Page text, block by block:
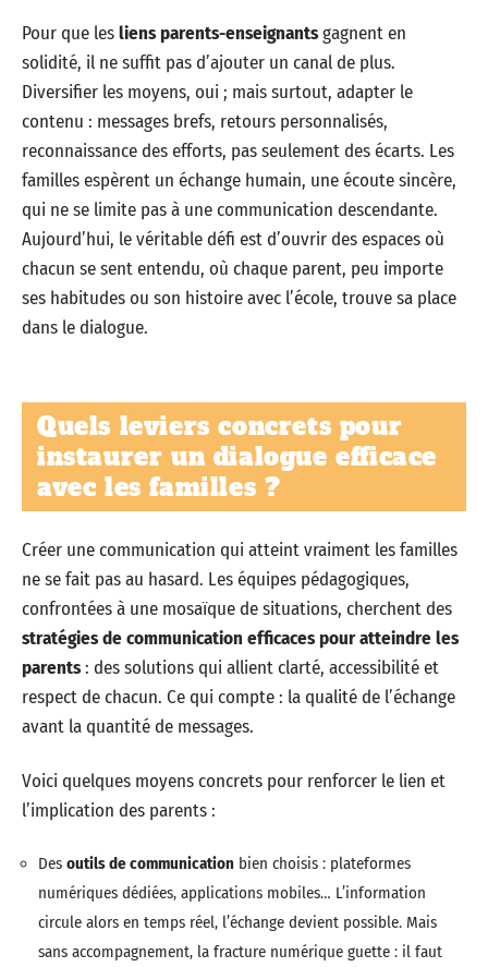
Pour que lesliens parents-enseignantsgagnent en
solidité, il ne suffit pas d’ajouter un canal de plus.
Diversifier les moyens, oui ; mais surtout, adapter le
contenu : messages brefs, retours personnalisés,
reconnaissance des efforts, pas seulement des écarts. Les
familles espèrent un échange humain, une écoute sincère,
qui ne se limite pas à une communication descendante.
Aujourd’hui, le véritable défi est d’ouvrir des espaces où
chacun se sent entendu, où chaque parent, peu importe
ses habitudes ou son histoire avec l’école, trouve sa place
dans le dialogue.
Quels leviers concrets pour
instaurer un dialogue efficace
avec les familles ?
Créer une communication qui atteint vraiment les familles
ne se fait pas au hasard. Les équipes pédagogiques,
confrontées à une mosaïque de situations, cherchent des
stratégies de communication efficaces pour atteindre les
parents: des solutions qui allient clarté, accessibilité et
respect de chacun. Ce qui compte : la qualité de l’échange
avant la quantité de messages.
Voici quelques moyens concrets pour renforcer le lien et
l’implication des parents :
Des outils de communication bien choisis : plateformes
numériques dédiées, applications mobiles… L’information
circule alors en temps réel, l’échange devient possible. Mais
sans accompagnement, la fracture numérique guette : il faut